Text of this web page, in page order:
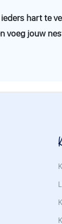
hart te
voeg jouw